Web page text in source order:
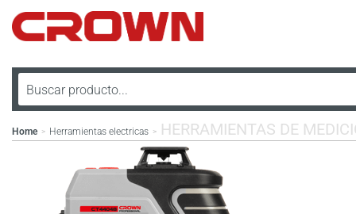
Home > Herramientas electricas > HERRAMIENTAS DE